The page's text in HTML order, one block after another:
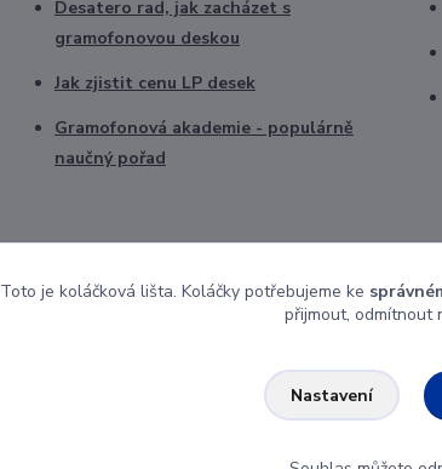
Desatero rad, jak zacházet s
gramofonovou deskou
Jak zjistit cenu LP desek
Gramofonová akademie - populárně
naučný pořad
Toto je koláčková lišta. Koláčky potřebujeme ke
přijmout, odmítnout
Nastavení